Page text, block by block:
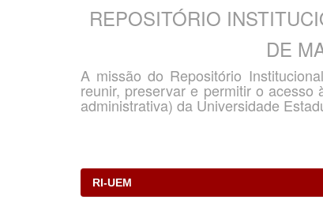
REPOSITÓRIO
DE
A missão do Repositório
reunir, preservar e permitir o
administrativa) da Universidade
RI-UEM